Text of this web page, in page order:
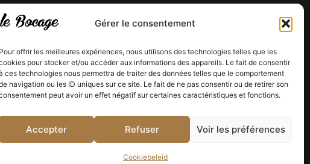
Gérer le consentement
Pour offrir les meilleures expériences, nous utilisons des technologies telles que les
pour stocker et/ou accéder aux informations des appareils. Le fait de consentir
ces technologies nous permettra de traiter des données telles que le comportement
navigation ou les ID uniques sur ce site. Le fait de ne pas consentir ou de retirer son
peut avoir un effet négatif sur certaines caractéristiques et fonctions.
Accepter Refuser Voir les préférences
Cookiebeleid
Ma-vr 8.00 - 17.00 uur
3